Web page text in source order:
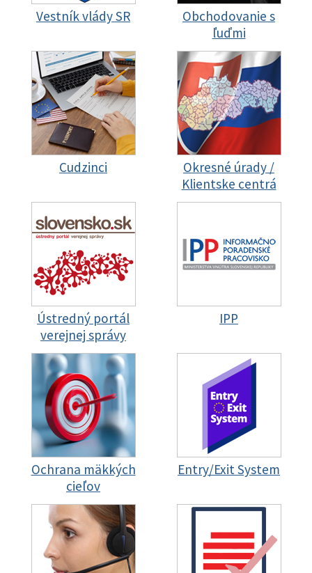
Vestník vlády SR
Obchodovanie s
ľuďmi
Cudzinci
Okresné úrady /
Klientske centrá
Ústredný portál
verejnej správy
IPP
Ochrana mäkkých
cieľov
Entry/Exit System